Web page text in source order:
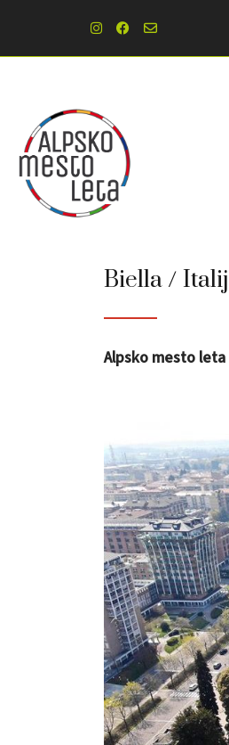
Biella /
Alpsko mesto leta